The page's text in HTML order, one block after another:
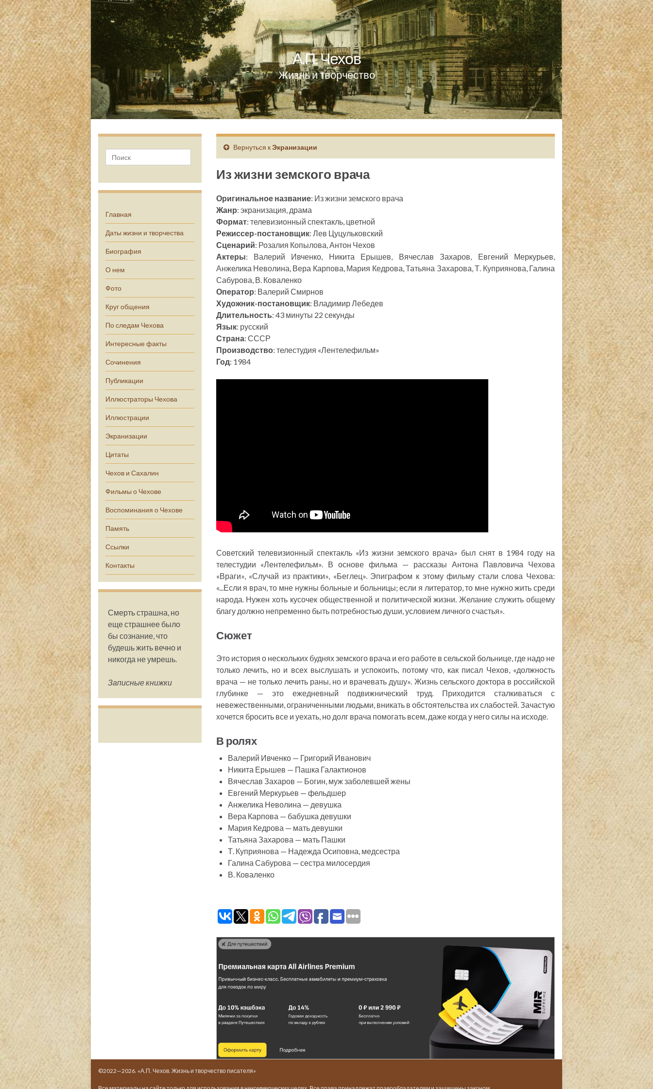
А.П. Чехов
Жизнь и творчество
Главная
Даты жизни и творчества
Биография
О нем
Фото
Круг общения
По следам Чехова
Интересные факты
Сочинения
Публикации
Иллюстраторы Чехова
Иллюстрации
Экранизации
Цитаты
Чехов и Сахалин
Фильмы о Чехове
Воспоминания о Чехове
Память
Ссылки
Контакты
Смерть страшна, но
еще страшнее было
бы сознание, что
будешь жить вечно и
никогда не умрешь.
Записные книжки
Вернуться кЭкранизации
Из жизни земского врача
Оригинальное название: Из жизни земского врача
Жанр: экранизация, драма
Формат: телевизионный спектакль, цветной
Режиссер-постановщик: Лев Цуцульковский
Сценарий: Розалия Копылова, Антон Чехов
Актеры: Валерий Ивченко, Никита Ерышев, Вячеслав Захаров, Евгений Меркурьев,
Анжелика Неволина, Вера Карпова, Мария Кедрова, Татьяна Захарова, Т. Куприянова, Галина
Сабурова, В. Коваленко
Оператор: Валерий Смирнов
Художник-постановщик: Владимир Лебедев
Длительность: 43 минуты 22 секунды
Язык: русский
Страна: СССР
Производство: телестудия «Лентелефильм»
Год: 1984
Советский телевизионный спектакль «Из жизни земского врача» был снят в 1984 году на
телестудии «Лентелефильм». В основе фильма — рассказы Антона Павловича Чехова
«Враги», «Случай из практики», «Беглец». Эпиграфом к этому фильму стали слова Чехова:
«...Если я врач, то мне нужны больные и больницы; если я литератор, то мне нужно жить среди
народа. Нужен хоть кусочек общественной и политической жизни. Желание служить общему
благу должно непременно быть потребностью души, условием личного счастья».
Сюжет
Это история о нескольких буднях земского врача и его работе в сельской больнице, где надо не
только лечить, но и всех выслушать и успокоить, потому что, как писал Чехов, «должность
врача — не только лечить раны, но и врачевать душу». Жизнь сельского доктора в российской
глубинке — это ежедневный подвижнический труд. Приходится сталкиваться с
невежественными, ограниченными людьми, вникать в обстоятельства их слабостей. Зачастую
хочется бросить все и уехать, но долг врача помогать всем, даже когда у него силы на исходе.
В ролях
Валерий Ивченко — Григорий Иванович
Никита Ерышев — Пашка Галактионов
Вячеслав Захаров — Богин, муж заболевшей жены
Евгений Меркурьев — фельдшер
Анжелика Неволина — девушка
Вера Карпова — бабушка девушки
Мария Кедрова — мать девушки
Татьяна Захарова — мать Пашки
Т. Куприянова — Надежда Осиповна, медсестра
Галина Сабурова — сестра милосердия
В. Коваленко
©2022—2026. «А.П. Чехов. Жизнь и творчество писателя»